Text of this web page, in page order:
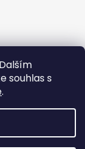
souhlas s
.